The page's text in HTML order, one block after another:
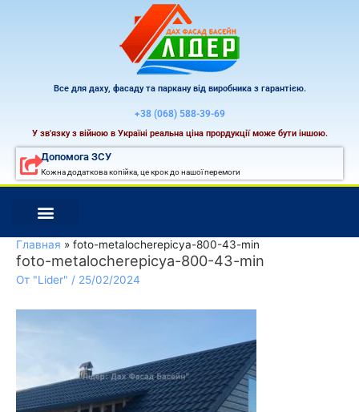
Все для даху, фасаду та паркану від виробника з гарантією.
+38 (068) 588-39-69
У зв'язку з війною в Україні реальна ціна прордукції може бути іншою.
Допомога ЗСУ
Кожна додаткова копійка, це крок до нашої перемоги
Главная foto-metalocherepicya-800-43-min
foto-metalocherepicya-800-43-min
От "Lider" / 25/02/2024